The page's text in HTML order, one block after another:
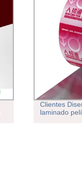
Clientes
laminado